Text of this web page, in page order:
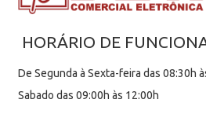
HORÁRIO DE
De Segunda à Sexta-feira das 08:30h
Sabado das 09:00h às 12:00h